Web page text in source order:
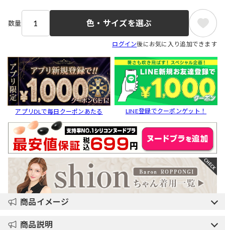
数量 色・サイズを選ぶ
ログイン後にお気に入り追加できます
アプリDLで毎日クーポンあたる LINE登録でクーポンゲット！
商品イメージ
商品説明